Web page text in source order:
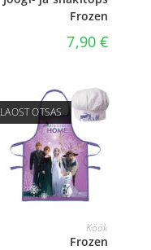
Frozen
7,90€
LAOST OTSAS
Köök
Frozen